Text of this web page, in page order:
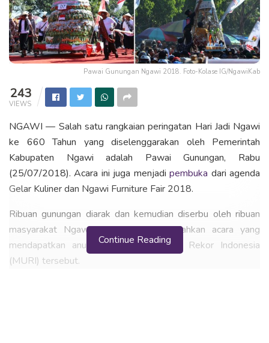
Pawai Gunungan Ngawi 2018. Foto-Kolase IG/NgawiKab
243
VIEWS
NGAWI — Salah satu rangkaian peringatan Hari Jadi Ngawi
ke 660 Tahun yang diselenggarakan oleh Pemerintah
Kabupaten Ngawi adalah Pawai Gunungan, Rabu
(25/07/2018). Acara ini juga menjadipembuka dari agenda
Gelar Kuliner dan Ngawi Furniture Fair 2018.
Ribuan gunungan diarak dan kemudian diserbu oleh ribuan
masyarakat Ngawi yang turut memeriahkan acara yang
mendapatkan anugerah rekor Museum Rekor Indonesia
(MURI) tersebut.
Continue Reading